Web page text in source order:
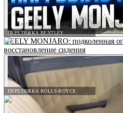
ПЕРЕТЯЖКА BENTLEY
ПЕРЕТЯЖКА ROLLS-ROYCE
GEELY MONJARO: подколенная
восстановление сидения